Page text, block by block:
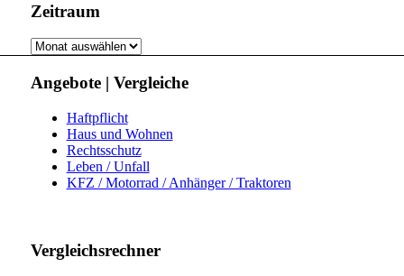
Zeitraum
Zeitraum
Angebote | Vergleiche
Haftpflicht
Haus und Wohnen
Rechtsschutz
Leben / Unfall
KFZ / Motorrad / Anhänger / Traktoren
Vergleichsrechner